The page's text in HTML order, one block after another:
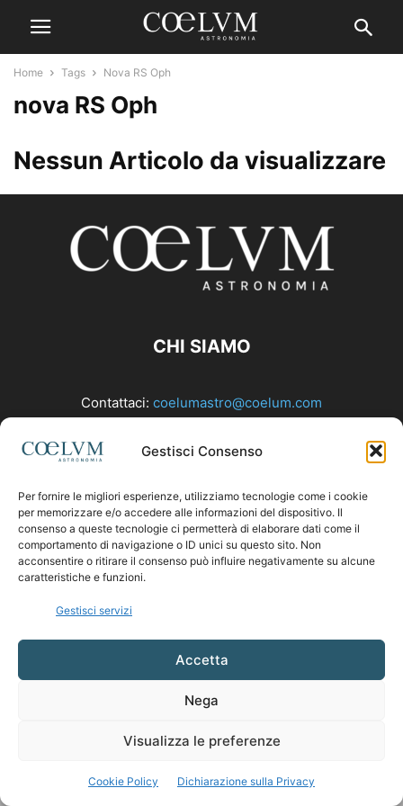
Gestisci Consenso
Per fornire le migliori esperienze, utilizziamo tecnologie come i cookie
per memorizzare e/o accedere alle informazioni del dispositivo. Il
consenso a queste tecnologie ci permetterà di elaborare dati come il
comportamento di navigazione o ID unici su questo sito. Non
acconsentire o ritirare il consenso può influire negativamente su alcune
caratteristiche e funzioni.
Gestisci servizi
Accetta
Nega
Visualizza le preferenze
Cookie Policy Dichiarazione sulla Privacy
Home Tags Nova RS Oph
nova RS Oph
Nessun Articolo da visualizzare
CHI SIAMO
Contattaci: coelumastro@coelum.com
SEGUICI